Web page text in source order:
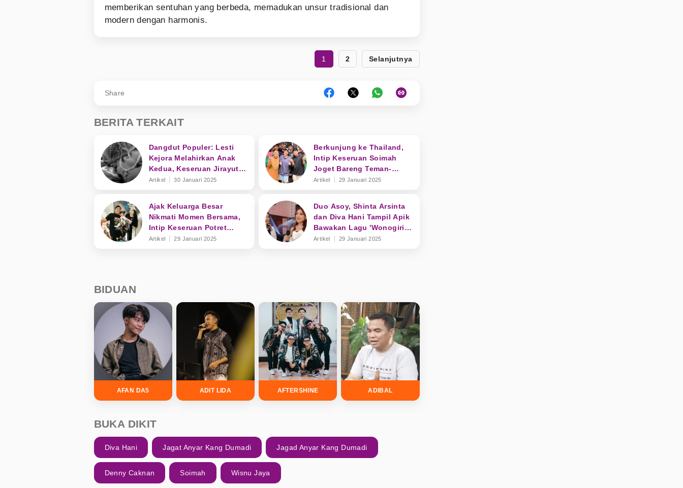
memberikan sentuhan yang berbeda, memadukan unsur tradisional dan
modern dengan harmonis.
1 2 Selanjutnya
Share
BERITA TERKAIT
Dangdut Populer: Lesti
Kejora Melahirkan Anak
Kedua, Keseruan Jirayut
dan Soimah
Artikel 30 Januari 2025
Berkunjung ke Thailand,
Intip Keseruan Soimah
Joget Bareng Teman-
Teman Jirayut
Artikel 29 Januari 2025
Ajak Keluarga Besar
Nikmati Momen Bersama,
Intip Keseruan Potret
Liburan Denny Caknan di
Artikel 29 Januari 2025
Duo Asoy, Shinta Arsinta
dan Diva Hani Tampil Apik
Bawakan Lagu 'Wonogiri
(Gunung Gandul)'
Artikel 29 Januari 2025
BIDUAN
AFAN DA5 ADIT LIDA AFTERSHINE ADIBAL
BUKA DIKIT
Diva Hani Jagat Anyar Kang Dumadi Jagad Anyar Kang Dumadi
Denny Caknan Soimah Wisnu Jaya